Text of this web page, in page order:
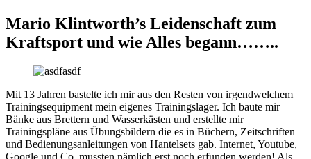
Mario Klintworth’s Leidenschaft zum
Kraftsport und wie Alles begann……..
Mit 13 Jahren bastelte ich mir aus den Resten von irgendwelchem
Trainingsequipment mein eigenes Trainingslager. Ich baute mir
Bänke aus Brettern und Wasserkästen und erstellte mir
Trainingspläne aus Übungsbildern die es in Büchern, Zeitschriften
und Bedienungsanleitungen von Hantelsets gab. Internet, Youtube,